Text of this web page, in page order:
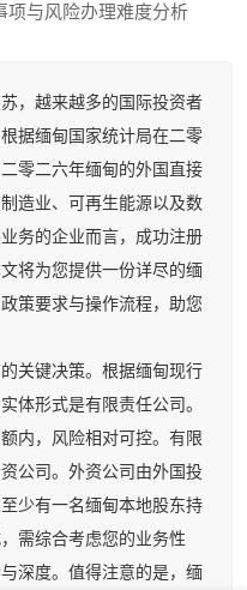
项与风险办理难度分析
越来越多的国际投资者
据缅甸国家统计局在二零
零二六年缅甸的外国直接
造业、可再生能源以及数
务的企业而言，成功注册
将为您提供一份详尽的缅
策要求与操作流程，助您
键决策。根据缅甸现行
体形式是有限责任公司。
内，风险相对可控。有限
公司。外资公司由外国投
少有一名缅甸本地股东持
需综合考虑您的业务性
深度。值得注意的是，缅